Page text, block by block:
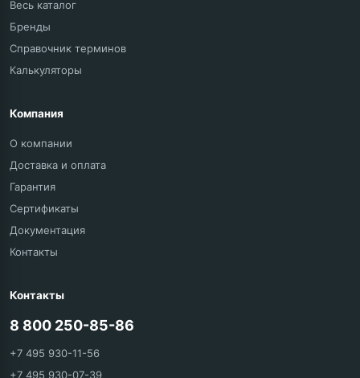
Весь каталог
Бренды
Справочник терминов
Калькуляторы
Компания
О компании
Доставка и оплата
Гарантия
Сертификаты
Документация
Контакты
Контакты
8 800 250-85-86
+7 495 930-11-56
+7 495 930-07-39